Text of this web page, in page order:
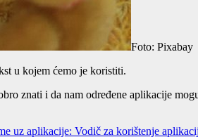
Foto: Pixabay
u kojem ćemo je koristiti.
znati i da nam određene aplikacije
uz aplikacije: Vodič za korištenje